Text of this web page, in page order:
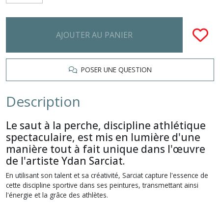
AJOUTER AU PANIER
POSER UNE QUESTION
Description
Le saut à la perche, discipline athlétique
spectaculaire, est mis en lumière d'une
manière tout à fait unique dans l'œuvre
de l'artiste Ydan Sarciat.
En utilisant son talent et sa créativité, Sarciat capture l'essence de
cette discipline sportive dans ses peintures, transmettant ainsi
l'énergie et la grâce des athlètes.